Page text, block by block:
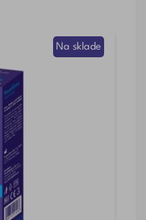
Na sklade